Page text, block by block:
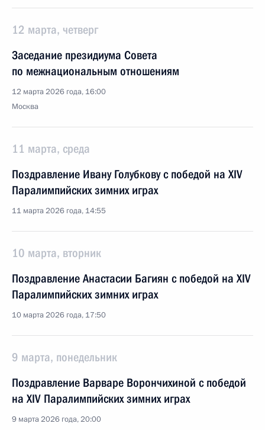
12 марта, четверг
Заседание президиума Совета
по межнациональным отношениям
12 марта 2026 года, 16:00
Москва
11 марта, среда
Поздравление Ивану Голубкову с победой на XIV
Паралимпийских зимних играх
11 марта 2026 года, 14:55
10 марта, вторник
Поздравление Анастасии Багиян с победой на XIV
Паралимпийских зимних играх
10 марта 2026 года, 17:50
9 марта, понедельник
Поздравление Варваре Ворончихиной с победой
на XIV Паралимпийских зимних играх
9 марта 2026 года, 20:00